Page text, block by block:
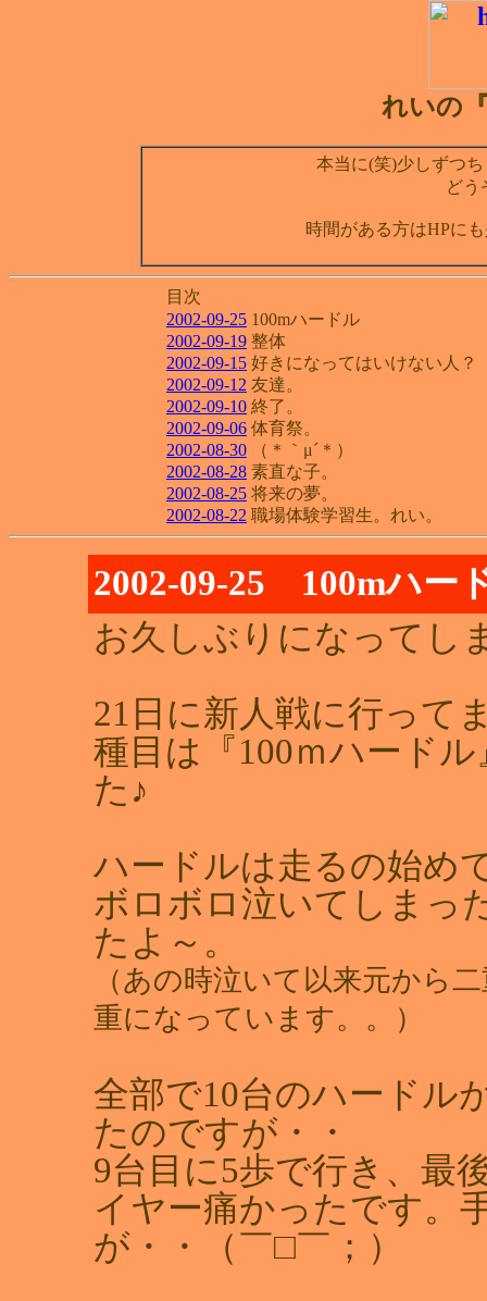
れいの
本当に(笑)少しずつ
どう
時間がある方はHPに
目次
2002-09-25 100mハードル
2002-09-19 整体
2002-09-15 好きになってはいけない人？
2002-09-12 友達。
2002-09-10 終了。
2002-09-06 体育祭。
2002-08-30 （＊｀μ´＊）
2002-08-28 素直な子。
2002-08-25 将来の夢。
2002-08-22 職場体験学習生。れい。
2002-09-25 100mハー
お久しぶりになってし
21日に新人戦に行って
種目は『100ｍハード
た♪
ハードルは走るの始め
ボロボロ泣いてしまっ
たよ～。
（あの時泣いて以来元から
重になっています。。）
全部で10台のハードル
たのですが・・
9台目に5歩で行き、最
イヤー痛かったです。
が・・（￣□￣；）